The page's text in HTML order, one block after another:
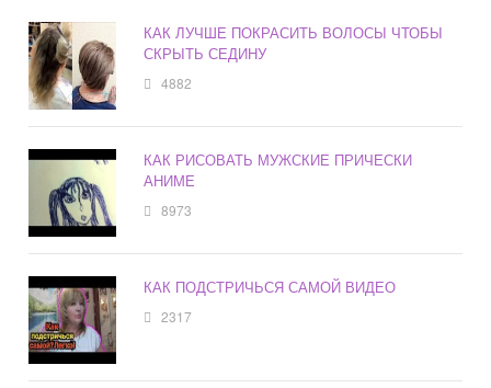
КАК ЛУЧШЕ ПОКРАСИТЬ ВОЛОСЫ ЧТОБЫ
СКРЫТЬ СЕДИНУ
4882
КАК РИСОВАТЬ МУЖСКИЕ ПРИЧЕСКИ
АНИМЕ
8973
КАК ПОДСТРИЧЬСЯ САМОЙ ВИДЕО
2317